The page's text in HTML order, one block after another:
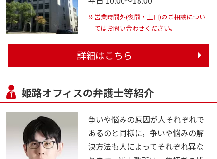
※営業時間外(夜間・土日)のご相談につい
てはお問い合わせください。
詳細はこちら
姫路オフィスの弁護士等紹介
争いや悩みの原因が人それぞれで
あるのと同様に，争いや悩みの解
決方法も人によってそれぞれ異な